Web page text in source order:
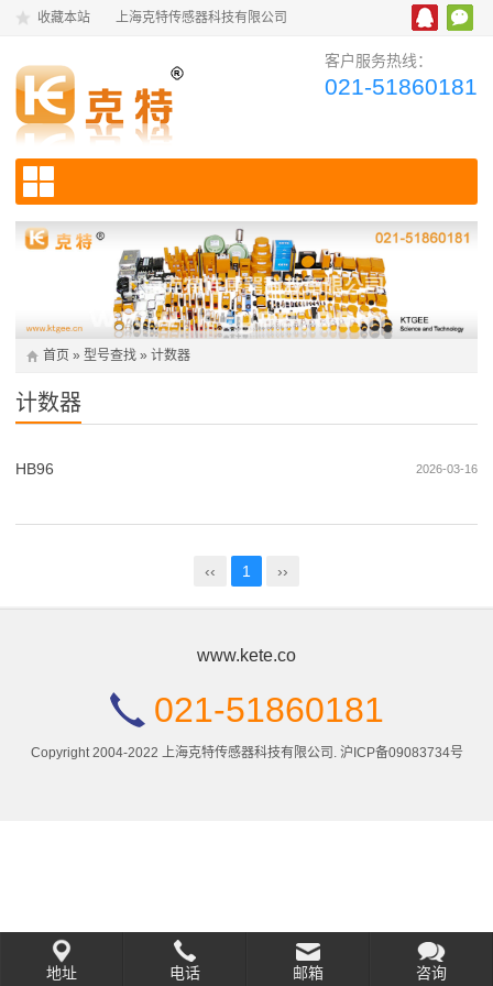
收藏本站 上海克特传感器科技有限公司
客户服务热线：
021-51860181
首页 » 型号查找 » 计数器
计数器
2026-03-16
HB96
‹‹ 1 ››
www.kete.co
021-51860181
Copyright 2004-2022 上海克特传感器科技有限公司. 沪ICP备09083734号
地址 电话 邮箱 咨询